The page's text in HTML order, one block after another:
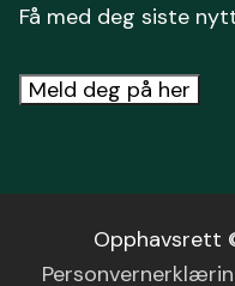
Få med deg siste
Meld deg på her
Opphavsrett